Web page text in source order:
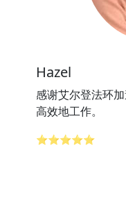
Hazel
感谢艾尔登法环
高效地工作。
⭐⭐⭐⭐⭐